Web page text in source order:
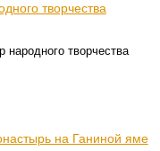
творчества
народного творчества
на Ганиной яме